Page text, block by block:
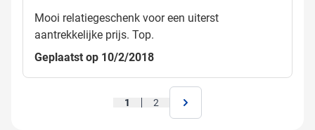
Mooi relatiegeschenk voor een uiterst
aantrekkelijke prijs. Top.
Geplaatst op 10/2/2018
1 2